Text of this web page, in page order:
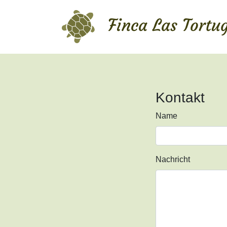
Kontakt
Name
Nachricht